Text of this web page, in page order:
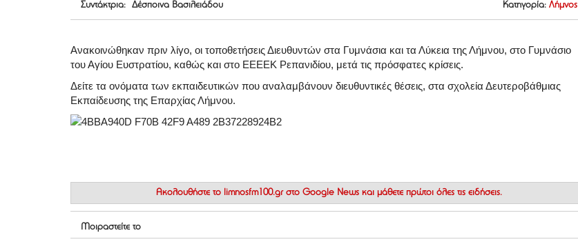
Συντάκτρια: Δέσποινα Βασιλειάδου Κατηγορία: Λήμνος
Ανακοινώθηκαν πριν λίγο, οι τοποθετήσεις Διευθυντών στα Γυμνάσια και τα Λύκεια της Λήμνου, στο Γυμνάσιο
του Αγίου Ευστρατίου, καθώς και στο ΕΕΕΕΚ Ρεπανιδίου, μετά τις πρόσφατες κρίσεις.
Δείτε τα ονόματα των εκπαιδευτικών που αναλαμβάνουν διευθυντικές θέσεις, στα σχολεία Δευτεροβάθμιας
Εκπαίδευσης της Επαρχίας Λήμνου.
Ακολουθήστε το limnosfm100.gr στο Google News και μάθετε πρώτοι όλες τις ειδήσεις.
Μοιραστείτε το